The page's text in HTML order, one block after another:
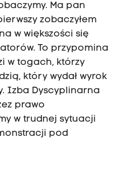
Ma pan
zobaczyłem
w większości się
To przypomina
w togach, którzy
który wydał wyrok
Izba Dyscyplinarna
prawo
w trudnej sytuacji
pod